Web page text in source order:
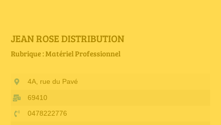
Petites annonces
JEAN ROSE DISTRIBUTION
Rubrique : Matériel Professionnel
4A, rue du Pavé
69410
0478222776